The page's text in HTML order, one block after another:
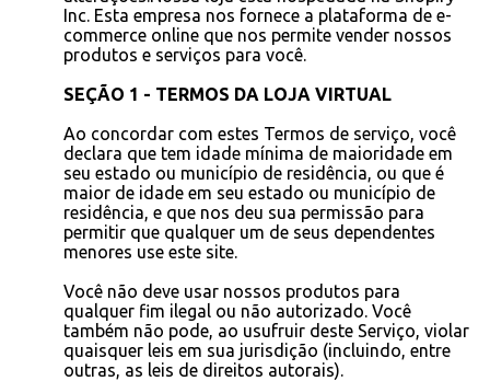
Inc. Esta empresa nos fornece a plataforma de e-
commerce online que nos permite vender nossos
produtos e serviços para você.
SEÇÃO 1 - TERMOS DA LOJA VIRTUAL
Ao concordar com estes Termos de serviço, você
declara que tem idade mínima de maioridade em
seu estado ou município de residência, ou que é
maior de idade em seu estado ou município de
residência, e que nos deu sua permissão para
permitir que qualquer um de seus dependentes
menores use este site.
Você não deve usar nossos produtos para
qualquer fim ilegal ou não autorizado. Você
também não pode, ao usufruir deste Serviço, violar
quaisquer leis em sua jurisdição (incluindo, entre
outras, as leis de direitos autorais).